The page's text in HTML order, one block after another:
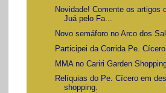
Novidade! Comente os artigos
Juá pelo Fa...
Novo semáforo no Arco dos
Participei da Corrida Pe. Cícero
MMA no Cariri Garden
Relíquias do Pe. Cícero em
shopping.